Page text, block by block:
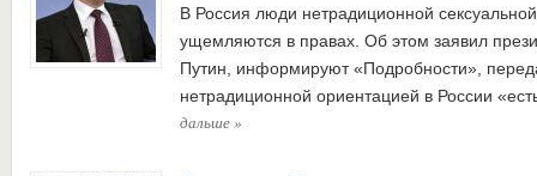
В Россия люди нетрадиционной
ущемляются в правах. Об этом заявил
Путин, информируют «Подробности»,
нетрадиционной ориентацией в России
дальше»